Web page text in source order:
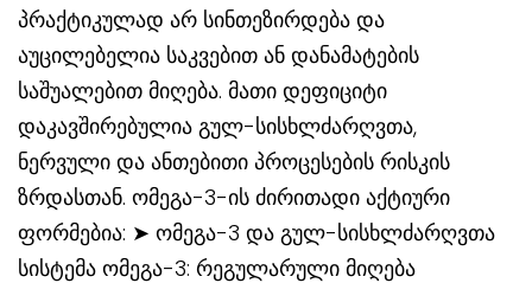
პრაქტიკულად არ სინთეზირდება და
აუცილებელია საკვებით ან დანამატების
საშუალებით მიღება. მათი დეფიციტი
დაკავშირებულია გულ-სისხლძარღვთა,
ნერვული და ანთებითი პროცესების რისკის
ზრდასთან. ომეგა-3-ის ძირითადი აქტიური
ფორმებია: ➤ ომეგა-3 და გულ-სისხლძარღვთა
სისტემა ომეგა-3: რეგულარული მიღება